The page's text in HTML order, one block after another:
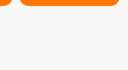
cégétistes ! >